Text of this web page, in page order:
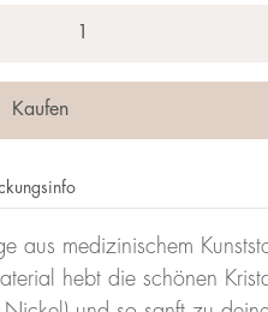
aus medizinischem
hebt die schönen